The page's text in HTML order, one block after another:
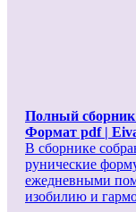
Полный
Формат pdf |
В сборнике
рунические
ежедневными
изобилию и